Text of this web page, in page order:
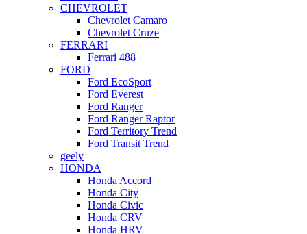
CHEVROLET
Chevrolet Camaro
Chevrolet Cruze
FERRARI
Ferrari 488
FORD
Ford EcoSport
Ford Everest
Ford Ranger
Ford Ranger Raptor
Ford Territory Trend
Ford Transit Trend
geely
HONDA
Honda Accord
Honda City
Honda Civic
Honda CRV
Honda HRV